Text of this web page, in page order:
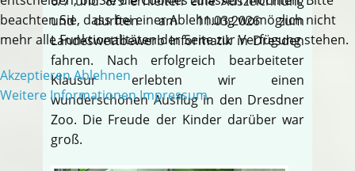
und durften am 11.03.2026 zum
Landeswettbewerb Informatik in Dresden
fahren. Nach erfolgreich bearbeiteter
Klausur erlebten wir einen
wunderschönen Ausflug in den Dresdner
Zoo. Die Freude der Kinder darüber war
groß.
beachten Sie, dass bei einer Ablehnung womöglich nicht
mehr alle Funktionalitäten der Seite zur Verfügung stehen.
AkzeptierenAblehnen
Weitere Informationen Impressum